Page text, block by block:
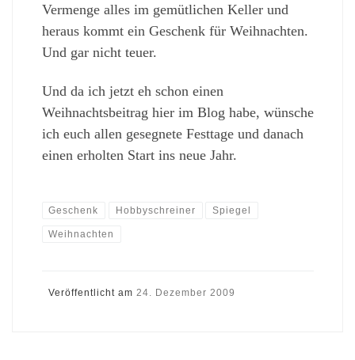
Vermenge alles im gemütlichen Keller und
heraus kommt ein Geschenk für Weihnachten.
Und gar nicht teuer.
Und da ich jetzt eh schon einen
Weihnachtsbeitrag hier im Blog habe, wünsche
ich euch allen gesegnete Festtage und danach
einen erholten Start ins neue Jahr.
Geschenk Hobbyschreiner Spiegel
Weihnachten
Veröffentlicht am 24. Dezember 2009